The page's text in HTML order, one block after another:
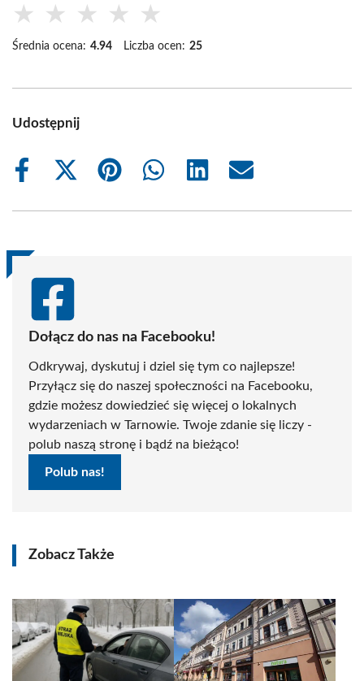
★ ★ ★ ★ ★
Średnia ocena: 4.94 Liczba ocen: 25
Udostępnij
Share
Share
(Twitter)
Share
Share
Share
Share
Dołącz do nas na Facebooku!
Odkrywaj, dyskutuj i dziel się tym co najlepsze!
Przyłącz się do naszej społeczności na Facebooku,
gdzie możesz dowiedzieć się więcej o lokalnych
wydarzeniach w Tarnowie. Twoje zdanie się liczy -
polub naszą stronę i bądź na bieżąco!
Polub nas!
Zobacz Także